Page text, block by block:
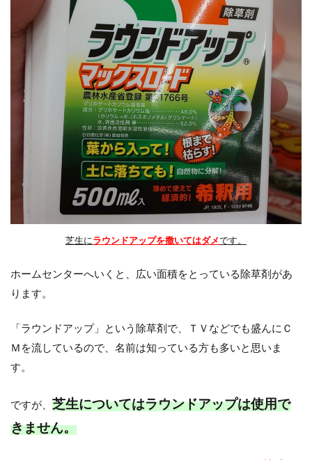
ま
せ
ん
芝
す
の
注
5
芝
生
除
草
剤
芝生にラウンドアップを撒いてはダメです。
ホームセンターへいくと、広い面積をとっている除草剤があ
ります。
「ラウンドアップ」という除草剤で、ＴＶなどでも盛んにＣ
Ｍを流しているので、名前は知っている方も多いと思いま
す。
ですが、 芝生についてはラウンドアップは使用で
きません。